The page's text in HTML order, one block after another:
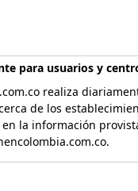
para usuarios y
realiza
de los
la información